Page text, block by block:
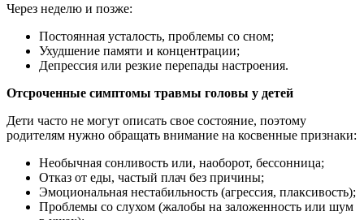
Через неделю и позже:
Постоянная усталость, проблемы со сном;
Ухудшение памяти и концентрации;
Депрессия или резкие перепады настроения.
Отсроченные симптомы травмы головы у детей
Дети часто не могут описать свое состояние, поэтому
родителям нужно обращать внимание на косвенные признаки:
Необычная сонливость или, наоборот, бессонница;
Отказ от еды, частый плач без причины;
Эмоциональная нестабильность (агрессия, плаксивость);
Проблемы со слухом (жалобы на заложенность или шум